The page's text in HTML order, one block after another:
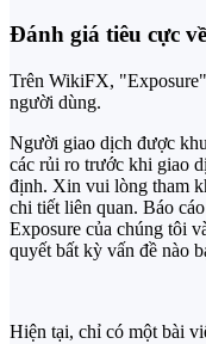
Đánh giá tiêu cực
Trên WikiFX,
người dùng.
Người giao dịch được
các rủi ro trước khi giao
định. Xin vui lòng tham
chi tiết liên quan. Báo
Exposure của chúng tôi
quyết bất kỳ vấn đề nào
Hiện tại, chỉ có một bài